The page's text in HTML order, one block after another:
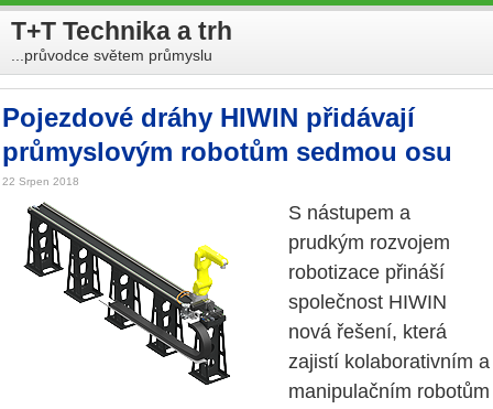
T+T Technika a trh
...průvodce světem průmyslu
Pojezdové dráhy HIWIN přidávají
průmyslovým robotům sedmou osu
22 Srpen 2018
S nástupem a
prudkým rozvojem
robotizace přináší
společnost HIWIN
nová řešení, která
zajistí kolaborativním a
manipulačním robotům